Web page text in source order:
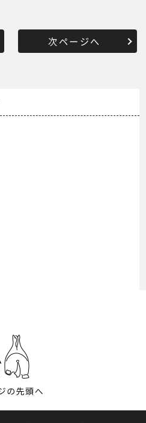
次ページへ